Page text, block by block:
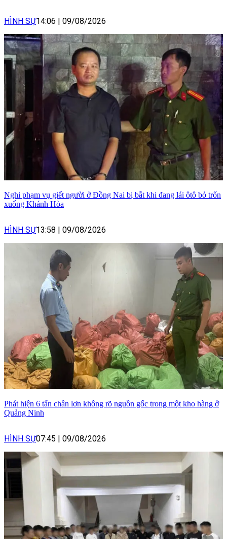
HÌNH SỰ14:06 | 09/08/2026
Nghi phạm vụ giết người ở Đồng Nai bị bắt khi đang lái ôtô bỏ trốn
xuống Khánh Hòa
HÌNH SỰ13:58 | 09/08/2026
Phát hiện 6 tấn chân lợn không rõ nguồn gốc trong một kho hàng ở
Quảng Ninh
HÌNH SỰ07:45 | 09/08/2026